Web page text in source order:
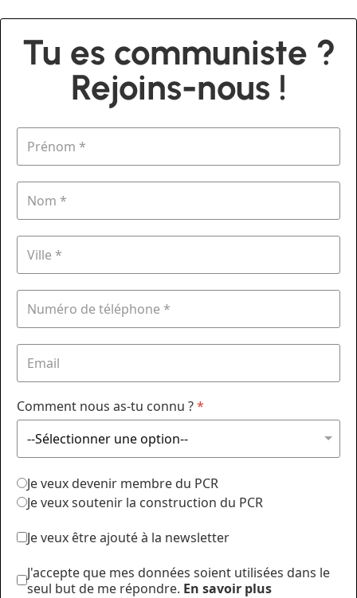
Tu es communiste ?
Rejoins-nous !
Comment nous as-tu connu ?*
Je veux devenir membre du PCR
Je veux soutenir la construction du PCR
Je veux être ajouté à la newsletter
J'accepte que mes données soient utilisées dans le
seul but de me répondre. En savoir plus